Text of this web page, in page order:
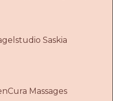
Saskia
Massages